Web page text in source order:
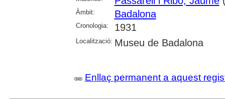
Àmbit: Badalona
Cronologia: 1931
Localització: Museu de Badalona
Enllaç permanent a aquest